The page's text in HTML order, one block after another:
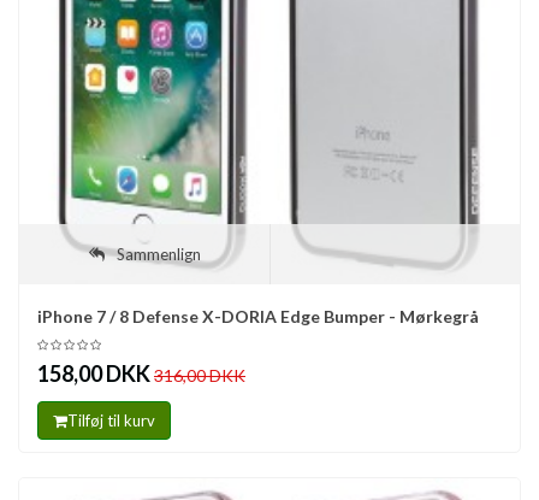
Sammenlign
iPhone 7 / 8 Defense X-DORIA Edge Bumper - Mørkegrå
158,00 DKK316,00 DKK
Tilføj til kurv